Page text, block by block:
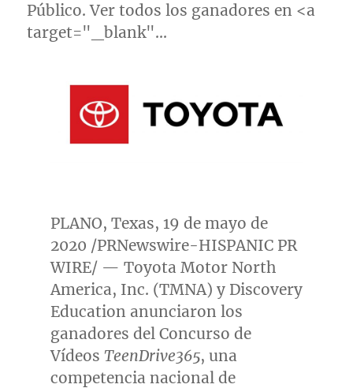
Público. Ver todos los ganadores en <a
target="_blank"…
PLANO, Texas, 19 de mayo de
2020 /PRNewswire-HISPANIC PR
WIRE/ — Toyota Motor North
America, Inc. (TMNA) y Discovery
Education anunciaron los
ganadores del Concurso de
Vídeos TeenDrive365, una
competencia nacional de